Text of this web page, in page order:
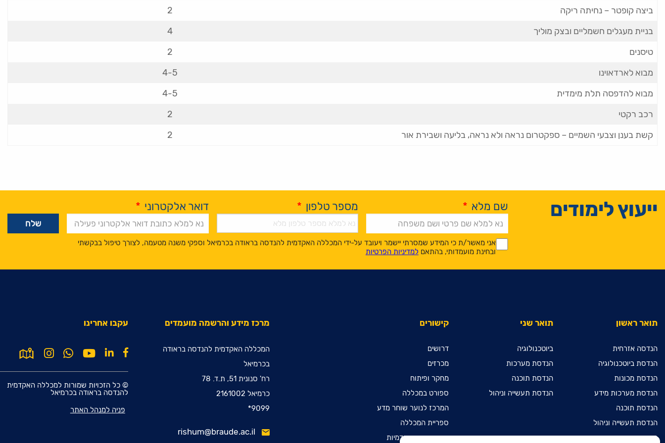
ביצה קופטר – נחיתה ריקה
2
בניית מעגלים חשמליים ובצק מוליך
4
טיסנים
2
מבוא לארדאוינו
4-5
מבוא להדפסה תלת מימדית
4-5
רכב רקטי
2
קשת בענן וצבעי השמיים – ספקטרום נראה ולא נראה, בליעה ושבירת אור
2
ייעוץ לימודים שם מלא * מספר טלפון * דואר אלקטרוני *
*
*
אני מאשר/ת כי המידע שמסרתי יישמר ויעובד על-ידי המכללה האקדמית להנדסה בראודה בכרמיאל וספקי משנה מטעמה, לצורך טיפול בבקשתי
ובחינת מועמדותי, בהתאם למדיניות הפרטיות
Alternative:
תואר ראשון
הנדסה אזרחית
הנדסת ביוטכנולוגיה
הנדסת מכונות
הנדסת מערכות מידע
הנדסת תוכנה
הנדסת תעשייה וניהול
מדעי המחשב
תואר שני
ביוטכנולוגיה
הנדסת מערכות
הנדסת תוכנה
הנדסת תעשייה וניהול
קישורים
דרושים
מכרזים
מחקר ופיתוח
ספורט במכללה
המרכז לנוער שוחר מדע
ספריית המכללה
מכינות קדם אקדמיות
מרכז מידע והרשמה מועמדים
המכללה האקדמית להנדסה בראודה
בכרמיאל
רח' סנונית 51, ת.ד. 78
כרמיאל 2161002
9099*
rishum@braude.ac.il
עקבו אחרינו
© כל הזכויות שמורות למכללה האקדמית
להנדסה בראודה בכרמיאל
פניה למנהל האתר